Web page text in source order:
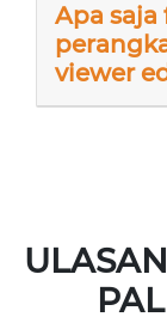
Apa
viewer